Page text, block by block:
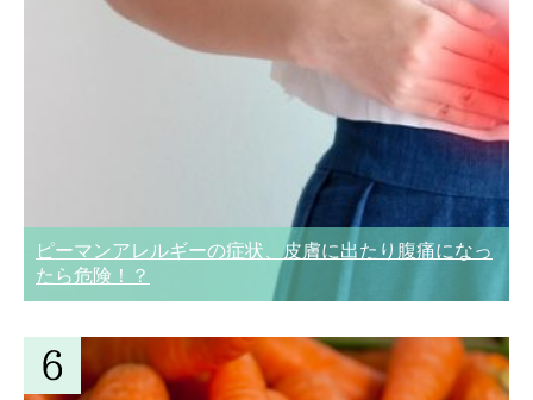
ピーマンアレルギーの症状、皮膚に出たり腹痛になっ
たら危険！？